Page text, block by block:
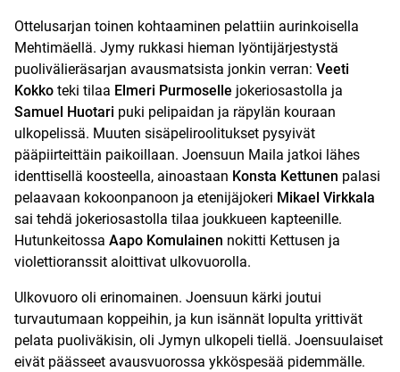
Ottelusarjan toinen kohtaaminen pelattiin aurinkoisella
Mehtimäellä. Jymy rukkasi hieman lyöntijärjestystä
puolivälieräsarjan avausmatsista jonkin verran: Veeti
Kokko teki tilaa Elmeri Purmoselle jokeriosastolla ja
Samuel Huotari puki pelipaidan ja räpylän kouraan
ulkopelissä. Muuten sisäpeliroolitukset pysyivät
pääpiirteittäin paikoillaan. Joensuun Maila jatkoi lähes
identtisellä koosteella, ainoastaan Konsta Kettunen palasi
pelaavaan kokoonpanoon ja etenijäjokeri Mikael Virkkala
sai tehdä jokeriosastolla tilaa joukkueen kapteenille.
Hutunkeitossa Aapo Komulainen nokitti Kettusen ja
violettioranssit aloittivat ulkovuorolla.
Ulkovuoro oli erinomainen. Joensuun kärki joutui
turvautumaan koppeihin, ja kun isännät lopulta yrittivät
pelata puoliväkisin, oli Jymyn ulkopeli tiellä. Joensuulaiset
eivät päässeet avausvuorossa ykköspesää pidemmälle.